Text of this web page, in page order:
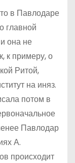
в Павлодаре
главной
она не
к примеру, о
Ритой,
на иняз.
потом в
Павлодар
А.
происходит